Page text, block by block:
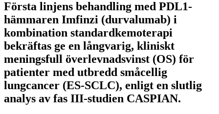
Första linjens behandling med PDL1-
hämmaren Imfinzi (durvalumab) i
kombination standardkemoterapi
bekräftas ge en långvarig, kliniskt
meningsfull överlevnadsvinst (OS) för
patienter med utbredd småcellig
lungcancer (ES-SCLC), enligt en slutlig
analys av fas III-studien CASPIAN.